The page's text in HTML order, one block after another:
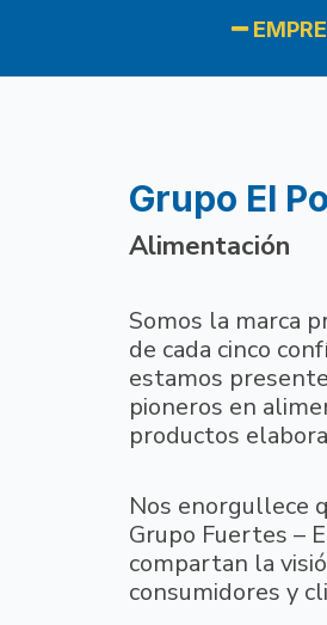
Grupo El
Alimentación
Somos la marca
de cada cinco
estamos
pioneros en
productos
Nos enorgullece
Grupo Fuertes –
compartan la
consumidores y